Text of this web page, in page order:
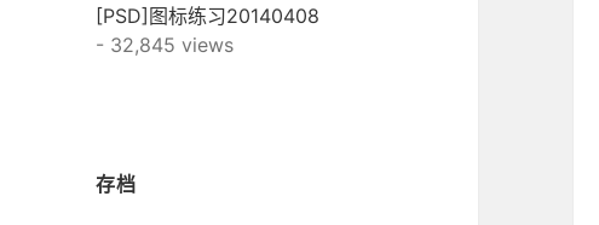
[PSD]图标练习20140408
- 32,845 views
存档